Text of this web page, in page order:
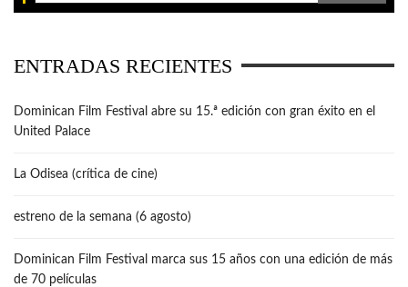
ENTRADAS RECIENTES
Dominican Film Festival abre su 15.ª edición con gran éxito en el
United Palace
La Odisea (crítica de cine)
estreno de la semana (6 agosto)
Dominican Film Festival marca sus 15 años con una edición de más
de 70 películas